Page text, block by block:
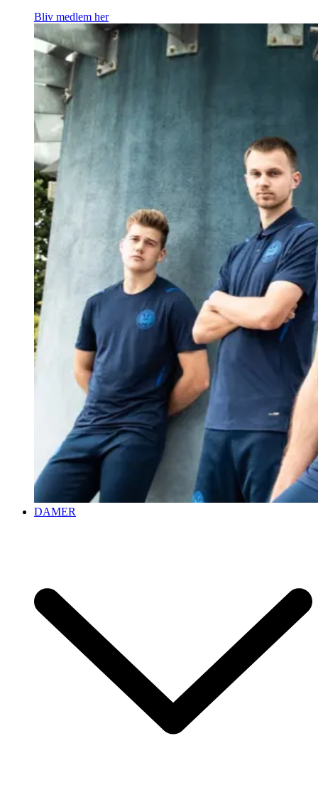
Bliv medlem her
DAMER